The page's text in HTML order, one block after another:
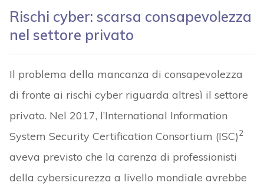
Rischi cyber: scarsa consapevolezza
nel settore privato
Il problema della mancanza di consapevolezza
di fronte ai rischi cyber riguarda altresì il settore
privato. Nel 2017, l’International Information
System Security Certification Consortium (ISC)2
aveva previsto che la carenza di professionisti
della cybersicurezza a livello mondiale avrebbe